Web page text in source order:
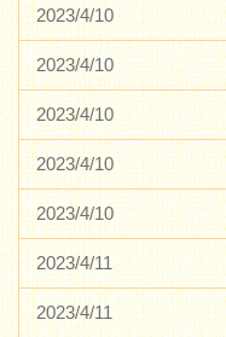
2023/4/10
2023/4/10
2023/4/10
2023/4/10
2023/4/10
2023/4/11
2023/4/11